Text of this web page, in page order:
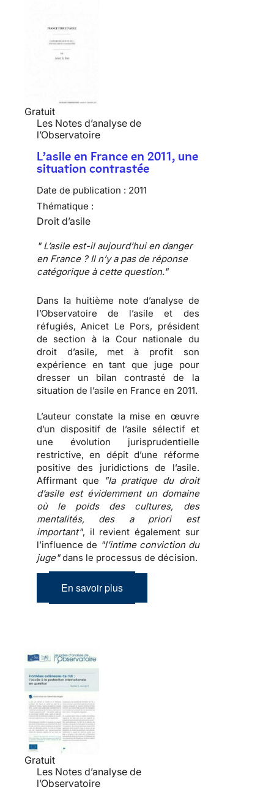
Gratuit
Les Notes d’analyse de
l’Observatoire
L’asile en France en 2011, une
situation contrastée
Date de publication : 2011
Thématique :
Droit d’asile
" L’asile est-il aujourd’hui en danger
en France ? Il n’y a pas de réponse
catégorique à cette question."
Dans la huitième note d’analyse de
l’Observatoire de l’asile et des
réfugiés,Anicet Le Pors, président
de section à la Cour nationale du
droit d’asile, met à profit son
expérience en tant que juge pour
dresser un bilan contrasté de la
situation de l’asile en France en 2011.
L’auteur constate la mise en œuvre
d’un dispositif de l’asile sélectif et
une évolution jurisprudentielle
restrictive, en dépit d’une réforme
positive des juridictions de l’asile.
Affirmant que
"la pratique du droit
d’asile est évidemment un domaine
où le poids des cultures, des
mentalités, des a priori est
important", il revient également sur
l’influence de "l’intime conviction du
juge"dans le processus de décision.
En savoir plus
Gratuit
Les Notes d’analyse de
l’Observatoire